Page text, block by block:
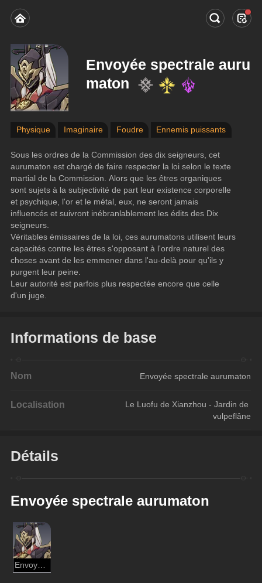
Envoyée spectrale auru
maton
Physique Imaginaire Foudre Ennemis puissants
Sous les ordres de la Commission des dix seigneurs, cet
aurumaton est chargé de faire respecter la loi selon le texte
martial de la Commission. Alors que les êtres organiques
sont sujets à la subjectivité de part leur existence corporelle
et psychique, l'or et le métal, eux, ne seront jamais
influencés et suivront inébranlablement les édits des Dix
seigneurs.
Véritables émissaires de la loi, ces aurumatons utilisent leurs
capacités contre les êtres s'opposant à l'ordre naturel des
choses avant de les emmener dans l'au-delà pour qu'ils y
purgent leur peine.
Leur autorité est parfois plus respectée encore que celle
d'un juge.
Informations de base
Nom Envoyée spectrale aurumaton
Localisation
Le Luofu de Xianzhou - Jardin de
vulpeflâne
Détails
Envoyée spectrale aurumaton
Envoyée spectrale aurumaton